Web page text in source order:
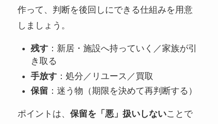
作って、判断を後回しにできる仕組みを用意
しましょう。
残す：新居・施設へ持っていく／家族が引
き取る
手放す：処分／リユース／買取
保留 ：迷う物（期限を決めて再判断する）
ポイントは、 保留を「悪」扱いしないことで